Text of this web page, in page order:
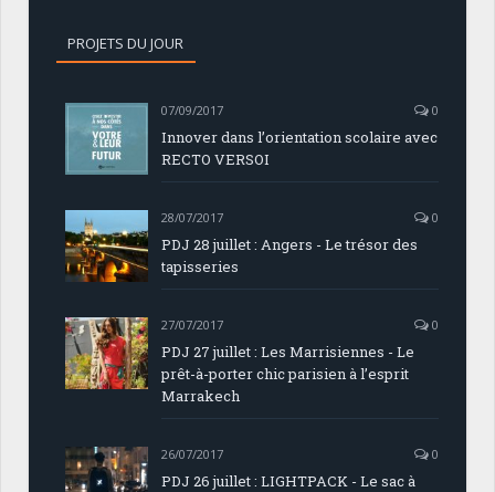
PROJETS DU JOUR
07/09/2017 0
Innover dans l’orientation scolaire avec
RECTO VERSOI
28/07/2017 0
PDJ 28 juillet : Angers - Le trésor des
tapisseries
27/07/2017 0
PDJ 27 juillet : Les Marrisiennes - Le
prêt-à-porter chic parisien à l’esprit
Marrakech
26/07/2017 0
PDJ 26 juillet : LIGHTPACK - Le sac à